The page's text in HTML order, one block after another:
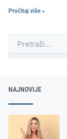
Pročitaj više »
NAJNOVIJE